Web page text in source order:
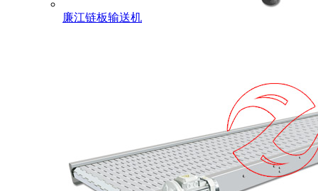
廉江链板输送机